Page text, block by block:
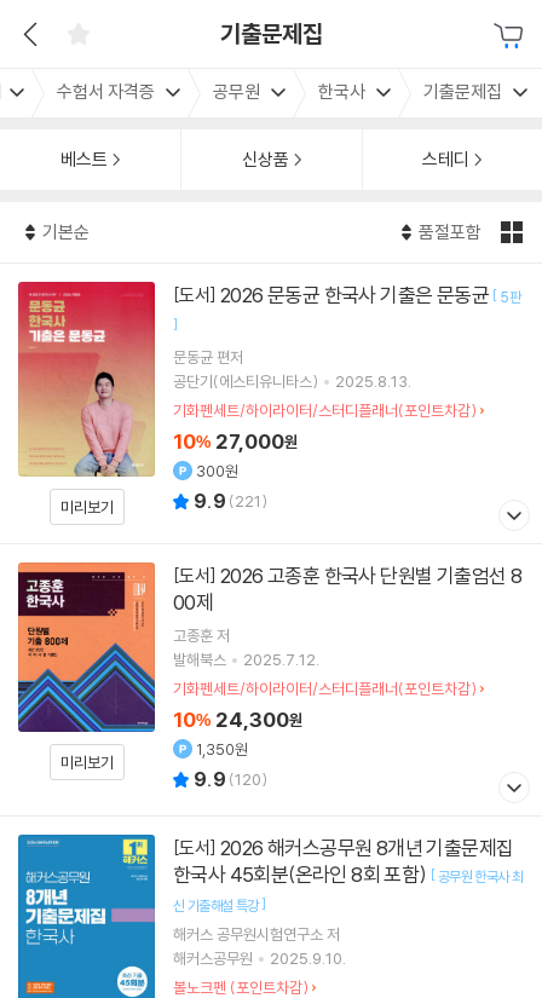
기출문제집
수험서 자격증 공무원 한국사 기출문제집
베스트 신상품 스테디
기본순 품절포함
미리보기
[도서] 2026 문동균 한국사 기출은 문동균 [ 5판
]
문동균 편저
공단기(에스티유니타스)
2025.8.13.
기화펜세트/하이라이터/스터디플래너(포인트차감)
10% 27,000원
300원
9.9 (221)
미리보기
[도서]
00제
고종훈저
발해북스
2025.7.12.
기화펜세트/하이라이터/스터디플래너(포인트차감)
10% 24,300원
1,350원
9.9 (120)
[도서]
한국사 45회분(온라인 8회 포함) [공무원 한국사 최
신 기출해설 특강]
해커스 공무원시험연구소 저
해커스공무원
2025.9.10.
볼노크펜 (포인트차감)